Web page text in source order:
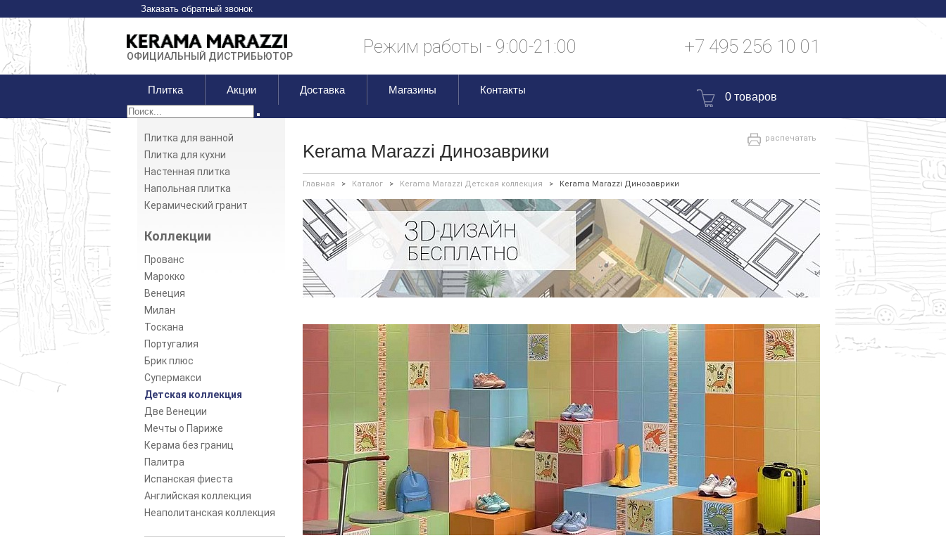
Заказать обратный звонок
ОФИЦИАЛЬНЫЙ ДИСТРИБЬЮТОР Режим работы - 9:00-21:00 +7 495 256 10 01
Плитка Акции Доставка Магазины Контакты
0 товаров
Плитка для ванной
Плитка для кухни
Настенная плитка
Напольная плитка
Керамический гранит
Коллекции
Прованс
Марокко
Венеция
Милан
Тоскана
Португалия
Брик плюс
Супермакси
Детская коллекция
Две Венеции
Мечты о Париже
Керама без границ
Палитра
Испанская фиеста
Английская коллекция
Неаполитанская коллекция
Kerama Marazzi Динозаврики
распечатать
Главная > Каталог > Kerama Marazzi Детская коллекция > Kerama Marazzi Динозаврики